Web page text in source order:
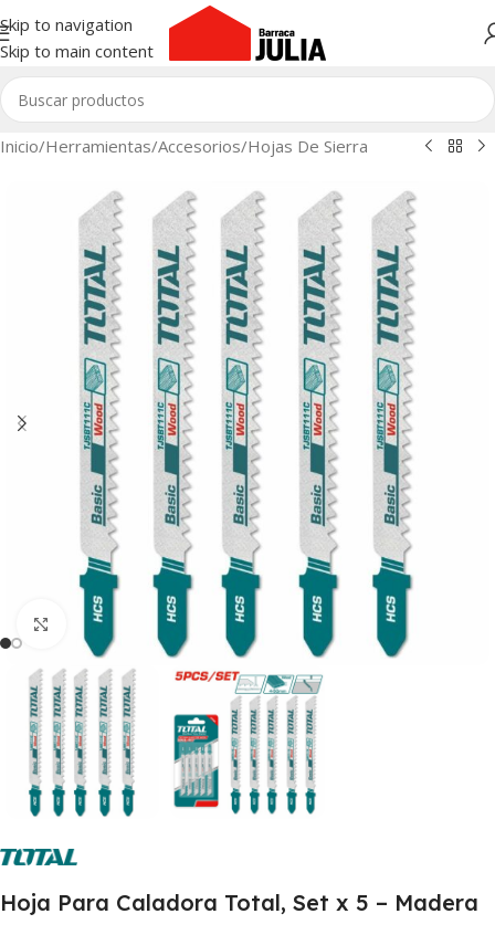
Skip to navigation
Skip to main content
Inicio/Herramientas/Accesorios/Hojas De Sierra
Clic para ampliar
Hoja Para Caladora Total, Set x 5 – Madera